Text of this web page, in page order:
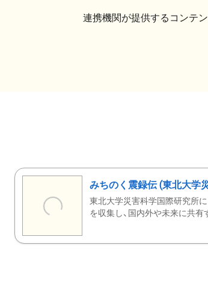
連携機関が提供するコンテン
みちのく震録伝 (東北大学
東北大学災害科学国際研究所に
を収集し、国内外や未来に共